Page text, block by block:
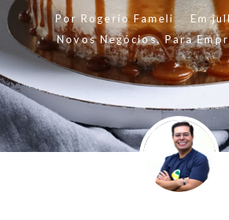
PorRogerio Fameli Em
Novos Negócios,Para